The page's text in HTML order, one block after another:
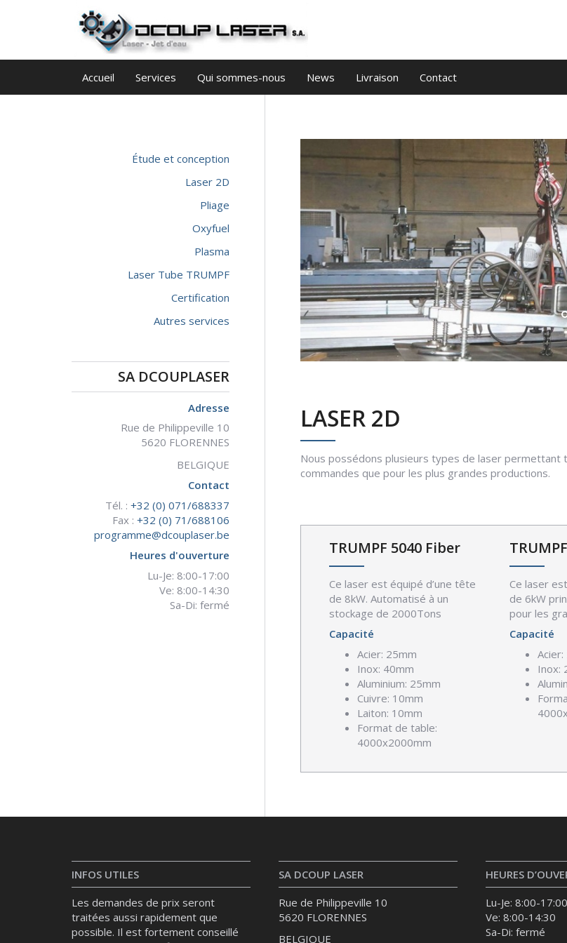
Accueil Services Qui sommes-nous News Livraison Contact
Étude et conception
Laser 2D
Pliage
Oxyfuel
Plasma
Laser Tube TRUMPF
Certification
Autres services
SA DCOUPLASER
Adresse
Rue de Philippeville 10
5620 FLORENNES
BELGIQUE
Contact
Tél. : +32 (0) 071/688337
Fax : +32 (0) 71/688106
programme@dcouplaser.be
Heures d'ouverture
Lu-Je: 8:00-17:00
Ve: 8:00-14:30
Sa-Di: fermé
LASER 2D
Nous possédons plusieurs types de laser
commandes que pour les plus grandes productions.
TRUMPF 5040 Fiber
Ce laser est équipé d’une tête
de 8kW. Automatisé à un
stockage de 2000Tons
Capacité
Acier: 25mm
Inox: 40mm
Aluminium: 25mm
Cuivre: 10mm
Laiton: 10mm
Format de table:
4000x2000mm
Ce laser
de 6kW
pour les
Capacité
Inox:
INFOS UTILES
Les demandes de prix seront
traitées aussi rapidement que
possible. Il est fortement conseillé
SA DCOUP LASER
Rue de Philippeville 10
5620 FLORENNES
BELGIQUE
HEURES
Lu-Je: 8:00-17:00
Ve: 8:00-14:30
Sa-Di: fermé